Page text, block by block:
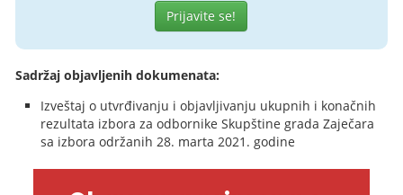
Prijavite se!
Sadržaj objavljenih dokumenata:
Izveštaj o utvrđivanju i objavljivanju ukupnih i konačnih
rezultata izbora za odbornike Skupštine grada Zaječara
sa izbora održanih 28. marta 2021. godine